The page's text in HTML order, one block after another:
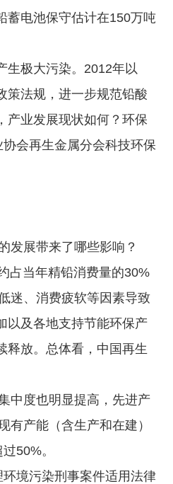
蓄电池保守估计在150万吨
极大污染。2012年以
策法规，进一步规范铅酸
产业发展现状如何？环保
会再生金属分会科技环保
展带来了哪些影响？
当年精铅消费量的30%
迷、消费疲软等因素导致
以及各地支持节能环保产
释放。总体看，中国再生
度也明显提高，先进产
产能（含生产和在建）
50%。
境污染刑事案件适用法律